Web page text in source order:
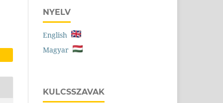
NYELV
English
Magyar
KULCSSZAVAK